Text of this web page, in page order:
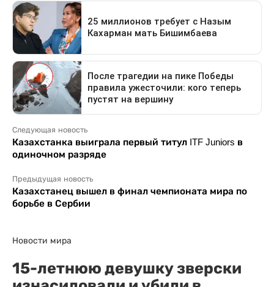
Следующая новость
Казахстанка выиграла первый титул ITF Juniors в
одиночном разряде
Предыдущая новость
Казахстанец вышел в финал чемпионата мира по
борьбе в Сербии
Новости мира
15-летнюю девушку зверски